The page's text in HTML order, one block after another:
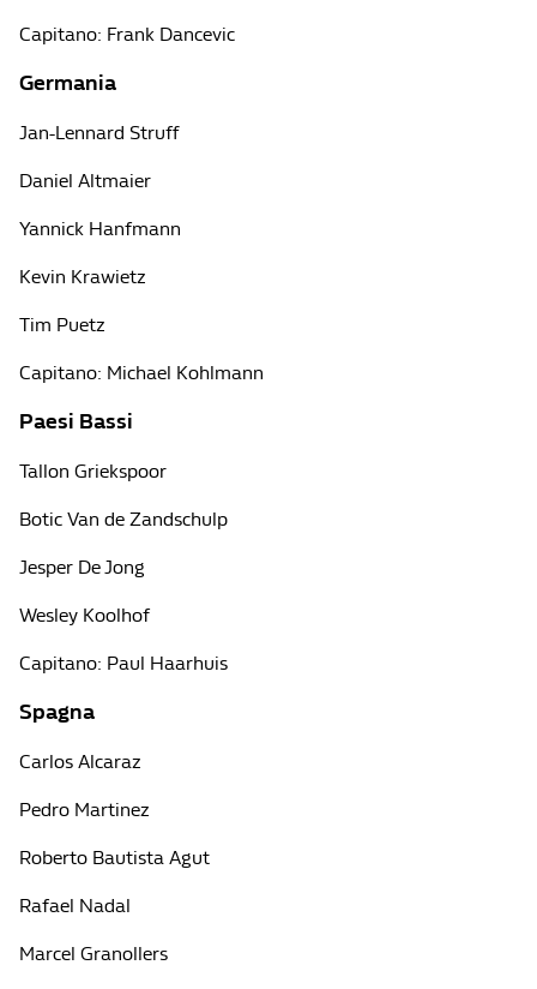
Capitano: Frank Dancevic
Germania
Jan-Lennard Struff
Daniel Altmaier
Yannick Hanfmann
Kevin Krawietz
Tim Puetz
Capitano: Michael Kohlmann
Paesi Bassi
Tallon Griekspoor
Botic Van de Zandschulp
Jesper De Jong
Wesley Koolhof
Capitano: Paul Haarhuis
Spagna
Carlos Alcaraz
Pedro Martinez
Roberto Bautista Agut
Rafael Nadal
Marcel Granollers